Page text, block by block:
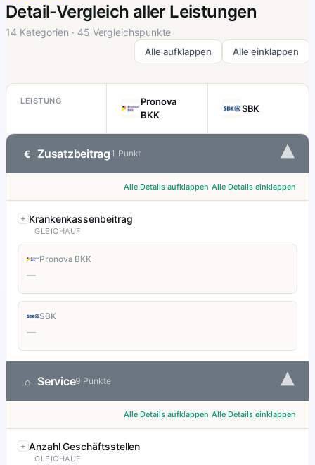
Detail-Vergleich aller Leistungen
14 Kategorien · 45 Vergleichspunkte
Alle aufklappen Alle einklappen
LEISTUNG
Pronova
BKK
SBK
€ Zusatzbeitrag 1 Punkt ▾
Alle Details aufklappen Alle Details einklappen
Krankenkassenbeitrag
GLEICHAUF
Pronova BKK
—
SBK
—
⌂ Service9 Punkte ▾
Alle Details aufklappen Alle Details einklappen
Anzahl Geschäftsstellen
GLEICHAUF